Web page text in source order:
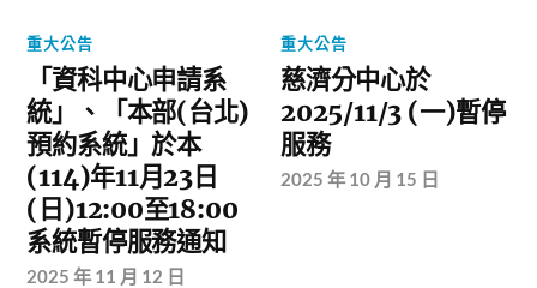
重大公告
「資科中心申請系
統」、「本部(台北)
預約系統」於本
(114)年11月23日
(日)12:00至18:00
系統暫停服務通知
2025 年 11 月 12 日
重大公告
慈濟分中心於
2025/11/3 (一)暫停
服務
2025 年 10 月 15 日